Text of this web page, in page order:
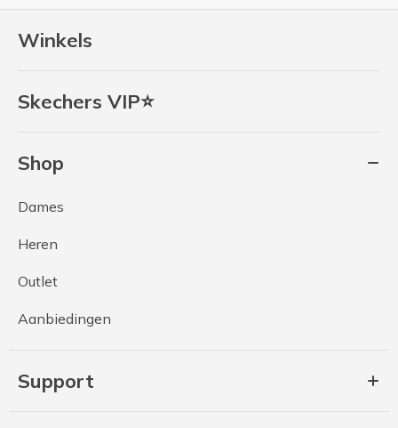
Winkels
Skechers VIP⭐
Shop
Dames
Heren
Outlet
Aanbiedingen
Support